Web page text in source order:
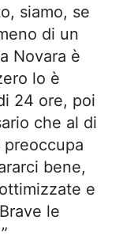
siamo, se
di un
Novara è
lo è
24 ore, poi
che al di
bene,
e
le